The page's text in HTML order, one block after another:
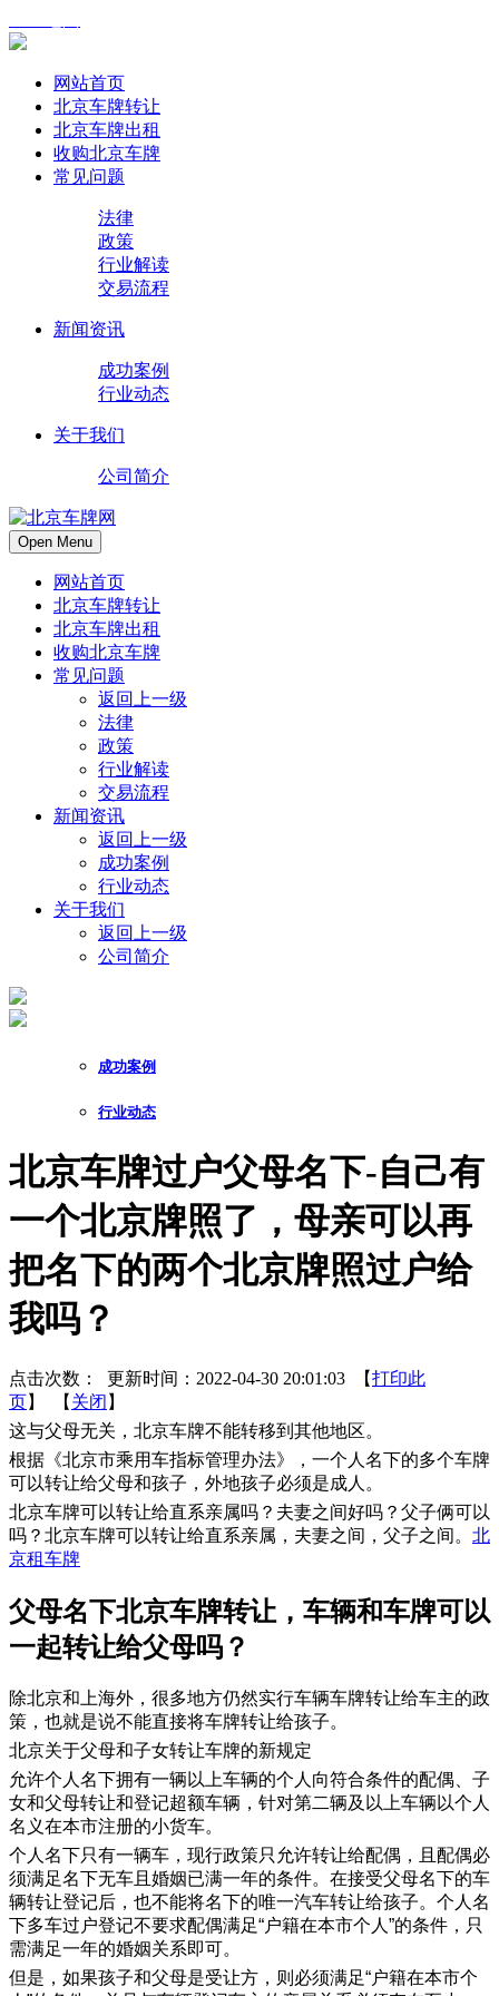
网站首页
北京车牌转让
北京车牌出租
收购北京车牌
常见问题
法律
政策
行业解读
交易流程
新闻资讯
成功案例
行业动态
关于我们
公司简介
Open Menu
网站首页
北京车牌转让
北京车牌出租
收购北京车牌
常见问题
返回上一级
法律
政策
行业解读
交易流程
新闻资讯
返回上一级
成功案例
行业动态
关于我们
返回上一级
公司简介
成功案例
行业动态
北京车牌过户父母名下-自己有
一个北京牌照了，母亲可以再
把名下的两个北京牌照过户给
我吗？
点击次数： 更新时间：2022-04-30 20:01:03 【打印此
页】 【 关闭 】
这与父母无关，北京车牌不能转移到其他地区。
根据《北京市乘用车指标管理办法》，一个人名下的多个车牌
可以转让给父母和孩子，外地孩子必须是成人。
北京车牌可以转让给直系亲属吗？夫妻之间好吗？父子俩可以
吗？北京车牌可以转让给直系亲属，夫妻之间，父子之间。 北
京租车牌
父母名下北京车牌转让，车辆和车牌可以
一起转让给父母吗？
除北京和上海外，很多地方仍然实行车辆车牌转让给车主的政
策，也就是说不能直接将车牌转让给孩子。
北京关于父母和子女转让车牌的新规定
允许个人名下拥有一辆以上车辆的个人向符合条件的配偶、子
女和父母转让和登记超额车辆，针对第二辆及以上车辆以个人
名义在本市注册的小货车。
个人名下只有一辆车，现行政策只允许转让给配偶，且配偶必
须满足名下无车且婚姻已满一年的条件。在接受父母名下的车
辆转让登记后，也不能将名下的唯一汽车转让给孩子。个人名
下多车过户登记不要求配偶满足“户籍在本市个人”的条件，只
需满足一年的婚姻关系即可。
但是，如果孩子和父母是受让方，则必须满足“户籍在本市个